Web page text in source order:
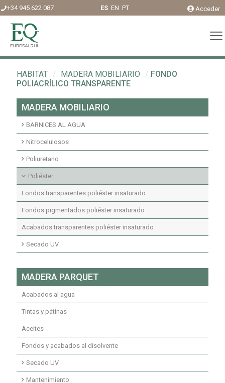
+34 945 622 087 ES EN PT Acceder
HABITAT / MADERA MOBILIARIO / FONDO
POLIACRÍLICO TRANSPARENTE
MADERA MOBILIARIO
BARNICES AL AGUA
Acabados agua interior
Fondos agua interior
Nitrocelulosos
Fondos Nitrocelulosos
Acabados nitrocelulosos
Poliuretano
Imprimaciones y fondos transparentes poliuretano
Imprimaciones y fondos pigmentados poliuretano
Acabados pigmentados poliuretano
Acabados transparentes poliuretano
Fondos y acabados poliuretano ignífugos
Poliéster
Fondos transparentes poliéster insaturado
Fondos pigmentados poliéster insaturado
Acabados transparentes poliéster insaturado
Secado UV
Fondos pigmentados secados UV
Acabados secados UV
MADERA PARQUET
Acabados al agua
Tintas y pátinas
Aceites
Fondos y acabados al disolvente
Secado UV
Imprimaciones secado UV
Mantenimiento